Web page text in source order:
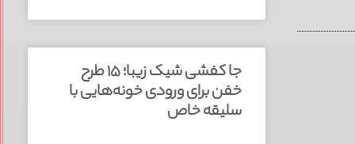
جا کفشی شیک زیبا؛ ۱۵ طرح
خفن برای ورودی خونه‌هایی با
سلیقه خاص